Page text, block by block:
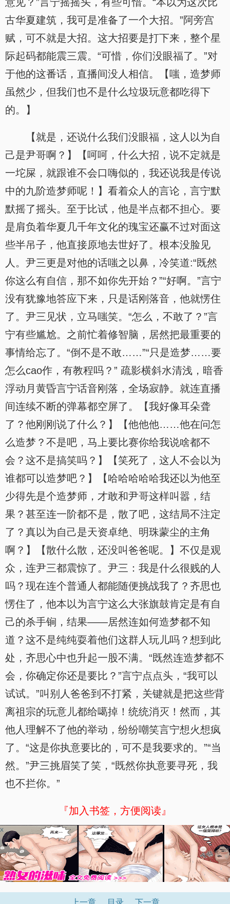
古华夏建筑，我可是准备了一个大招。”阿旁宫
赋，可不就是大招。这大招要是打下来，整个星
际起码都能震三震。“可惜，你们没眼福了。”对
于他的这番话，直播间没人相信。【嗤，造梦师
虽然少，但我们也不是什么垃圾玩意都吃得下
的。】
【就是，还说什么我们没眼福，这人以为自
己是尹哥啊？】【呵呵，什么大招，说不定就是
一坨屎，就跟谁不会口嗨似的，我还说我是传说
中的九阶造梦师呢！】看着众人的言论，言宁默
默摇了摇头。至于比试，他是半点都不担心。要
是肩负着华夏几千年文化的瑰宝还赢不过对面这
些半吊子，他直接原地去世好了。根本没脸见
人。尹三更是对他的话嗤之以鼻，冷笑道:“既然
你这么有自信，那不如你先开始？”“好啊。”言宁
没有犹豫地答应下来，只是话刚落音，他就愣住
了。尹三见状，立马嗤笑。“怎么，不敢了？”言
宁有些尴尬。之前忙着修智脑，居然把最重要的
事情给忘了。“倒不是不敢……”“只是造梦……要
怎么cao作，有教程吗？” 疏影横斜水清浅，暗香
浮动月黄昏言宁话音刚落，全场寂静。就连直播
间连续不断的弹幕都空屏了。【我好像耳朵聋
了？他刚刚说了什么？】【他他他……他在问怎
么造梦？不是吧，马上要比赛你给我说啥都不
会？这不是搞笑吗？】【笑死了，这人不会以为
谁都可以造梦吧？】【哈哈哈哈哈我还以为他至
少得先是个造梦师，才敢和尹哥这样叫嚣，结
果？甚至连一阶都不是，散了吧，这结局不注定
了？真以为自己是天资卓绝、明珠蒙尘的主角
啊？】【散什么散，还没叫爸爸呢。】不仅是观
众，连尹三都震惊了。尹三：我是什么很贱的人
吗？现在连个普通人都能随便挑战我了？齐思也
愣住了，他本以为言宁这么大张旗鼓肯定是有自
己的杀手锏，结果——居然连如何造梦都不知
道？这不是纯纯耍着他们这群人玩儿吗？想到此
处，齐思心中也升起一股不满。“既然连造梦都不
会，你确定你还是要比？”言宁点点头，“我可以
试试。”叫别人爸爸到不打紧，关键就是把这些背
离祖宗的玩意儿都给噶掉！统统消灭！然而，其
他人理解不了他的举动，纷纷嘲笑言宁想火想疯
了。“这是你执意要比的，可不是我要求的。”“当
然。”尹三挑眉笑了笑，“既然你执意要寻死，我
也不拦你。”
『加入书签，方便阅读』
x
上一章 目录 下一章